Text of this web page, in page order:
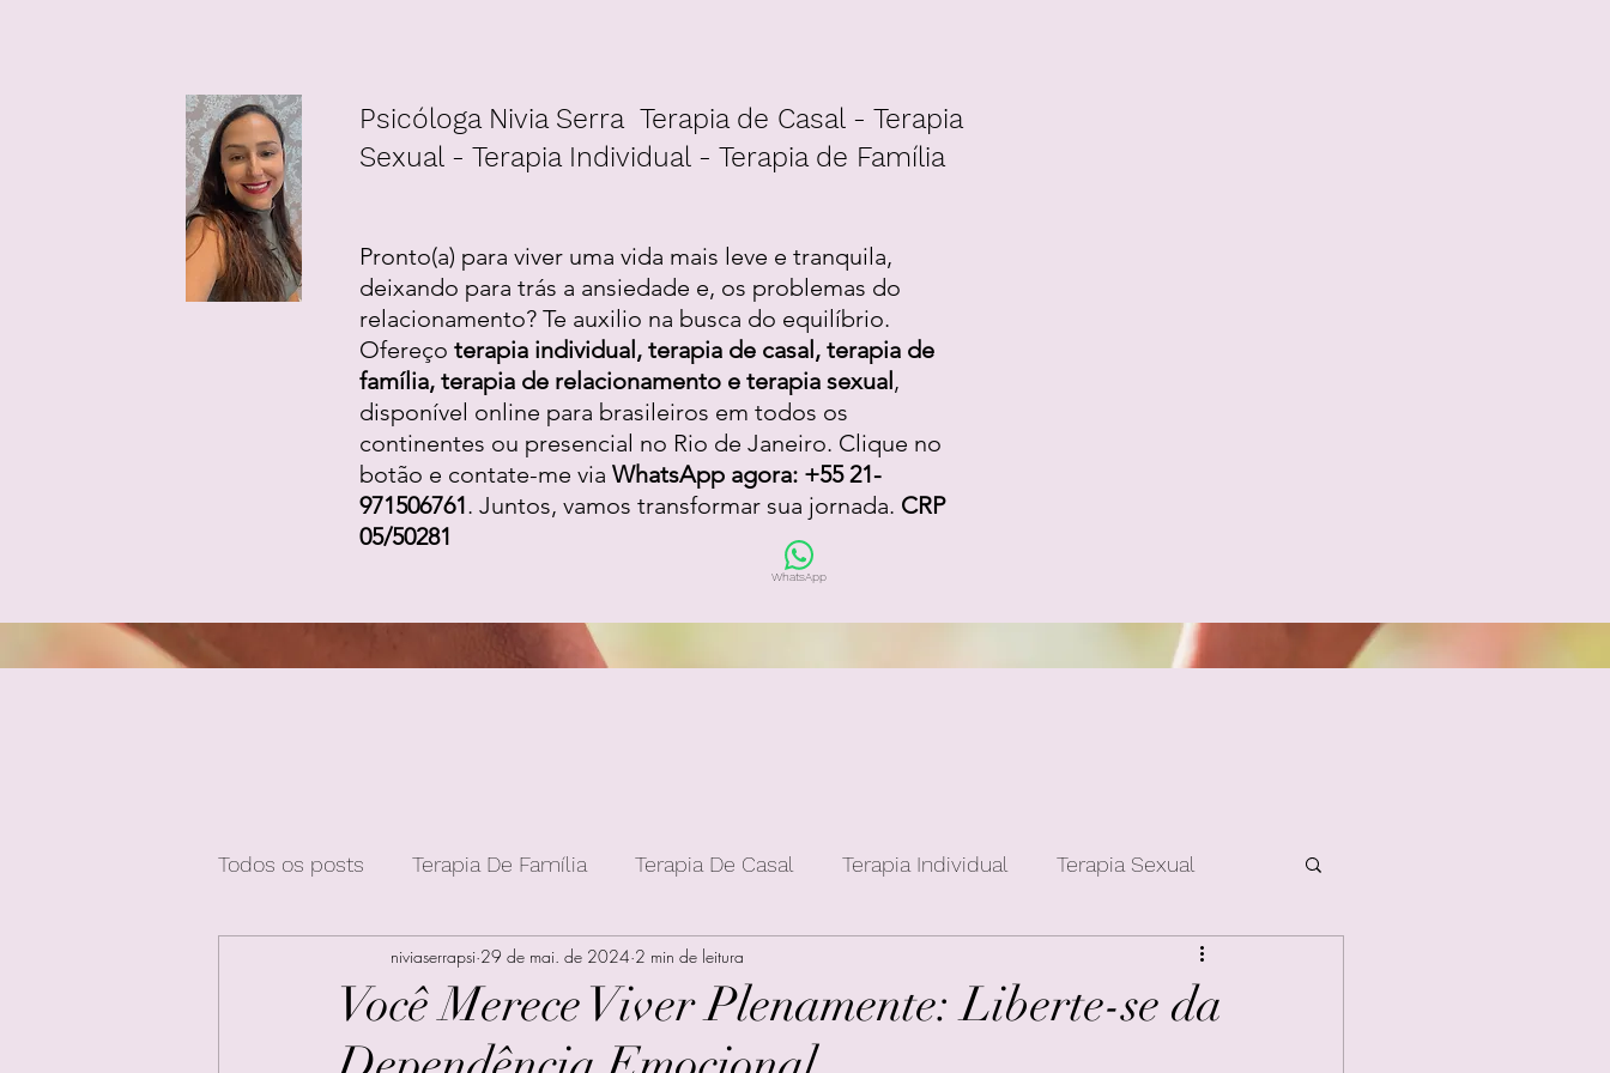
Psicóloga Nivia Serra Terapia de Casal - Terapia
Sexual - Terapia Individual - Terapia de Família
Pronto(a) para viver uma vida mais leve e tranquila,
deixando para trás a ansiedade e, os problemas do
relacionamento? Te auxilio na busca do equilíbrio.
Ofereço terapia individual, terapia de casal, terapia de
família, terapia de relacionamento e terapia sexual,
disponível online para brasileiros em todos os
continentes ou presencial no Rio de Janeiro. Clique no
botão e contate-me via WhatsApp agora: +55 21-
971506761. Juntos, vamos transformar sua jornada. CRP
05/50281
Todos os posts Terapia De Família Terapia De Casal Terapia Individual Terapia Sexual
Você Merece Viver Plenamente: Liberte-se da
niviaserrapsi 29 de mai. de 2024 2 min de leitura
WhatsApp